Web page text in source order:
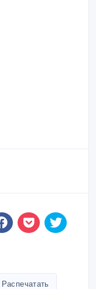
Распечатать